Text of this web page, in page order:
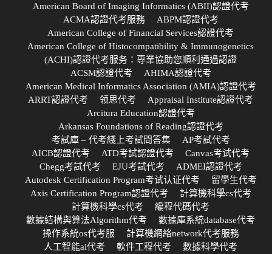
American Board of Imaging Informatics (ABII)認證代考
ACMA認證代考服務
ABPM認證代考
American College of Financial Services認證代考
American College of Histocompatibility & Immunogenetics
(ACHI)認證代考服务：專業協助您順利通過認證
ACSM認證代考
AHIMA認證代考
American Medical Informatics Association (AMIA)認證代考
ARRT認證代考
领思代考
Appraisal Institute認證代考
Arcitura Education認證代考
Arkansas Foundations of Reading認證代考
考試庫 – 代考綫上考試問答集
AP考試代考
AICB認證代考
ATD考試認證代考
Canvas考试代考
Chegg考試代考
EJU考試代考
ADMEI認證代考
Autodesk Certification Program考试认证代考
留學生代考
Axis Certification Program認證代考
計算機科學cs代考
計算機科學cs代考
編程代碼代考
數據結構與算法Algorithm代考
數據庫系統database代考
操作系統os代考服
計算機網絡network代考服務
人工智能ai代考
軟件工程代考
數據科學代考